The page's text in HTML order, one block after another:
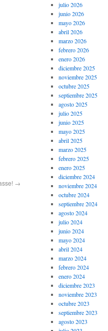
→
julio 2026
junio 2026
mayo 2026
abril 2026
marzo 2026
febrero 2026
enero 2026
diciembre 2025
noviembre 2025
octubre 2025
septiembre 2025
agosto 2025
julio 2025
junio 2025
mayo 2025
abril 2025
marzo 2025
febrero 2025
enero 2025
diciembre 2024
noviembre 2024
octubre 2024
septiembre 2024
agosto 2024
julio 2024
junio 2024
mayo 2024
abril 2024
marzo 2024
febrero 2024
enero 2024
diciembre 2023
noviembre 2023
octubre 2023
septiembre 2023
agosto 2023